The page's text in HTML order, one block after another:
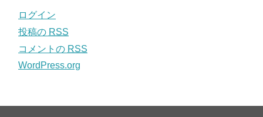
ログイン
投稿の RSS
コメントの RSS
WordPress.org